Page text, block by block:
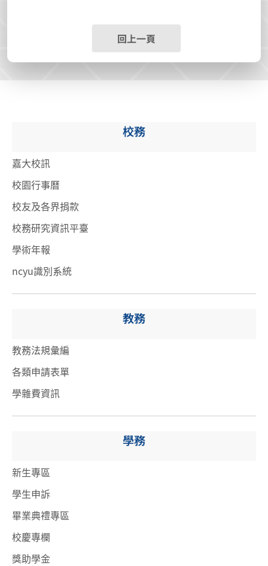
回上一頁
校務
嘉大校訊
校園行事曆
校友及各界捐款
校務研究資訊平臺
學術年報
ncyu識別系統
教務
教務法規彙編
各類申請表單
學雜費資訊
學務
新生專區
學生申訴
畢業典禮專區
校慶專欄
獎助學金